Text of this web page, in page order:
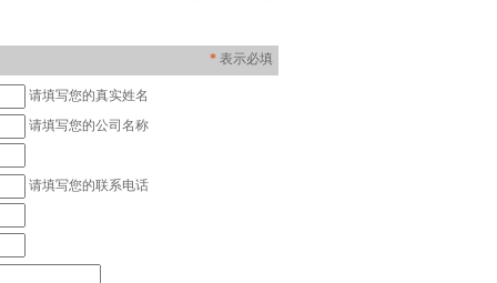
* 表示必填
请填写您的真实姓名
请填写您的公司名称
请填写您的联系电话